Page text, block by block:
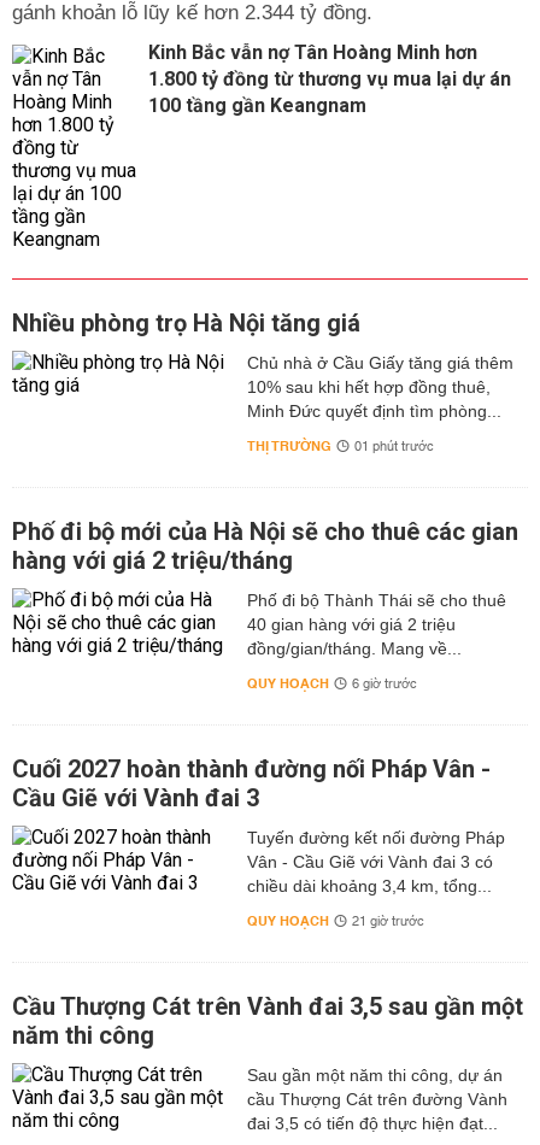
gánh khoản lỗ lũy kế hơn 2.344 tỷ đồng.
Kinh Bắc vẫn nợ Tân Hoàng Minh hơn
1.800 tỷ đồng từ thương vụ mua lại dự án
100 tầng gần Keangnam
Nhiều phòng trọ Hà Nội tăng giá
Chủ nhà ở Cầu Giấy tăng giá thêm
10% sau khi hết hợp đồng thuê,
Minh Đức quyết định tìm phòng...
THỊ TRƯỜNG 01 phút trước
Phố đi bộ mới của Hà Nội sẽ cho thuê các gian
hàng với giá 2 triệu/tháng
Phố đi bộ Thành Thái sẽ cho thuê
40 gian hàng với giá 2 triệu
đồng/gian/tháng. Mang về...
QUY HOẠCH 6 giờ trước
Cuối 2027 hoàn thành đường nối Pháp Vân -
Cầu Giẽ với Vành đai 3
Tuyến đường kết nối đường Pháp
Vân - Cầu Giẽ với Vành đai 3 có
chiều dài khoảng 3,4 km, tổng...
QUY HOẠCH 21 giờ trước
Cầu Thượng Cát trên Vành đai 3,5 sau gần một
năm thi công
Sau gần một năm thi công, dự án
cầu Thượng Cát trên đường Vành
đai 3,5 có tiến độ thực hiện đạt...